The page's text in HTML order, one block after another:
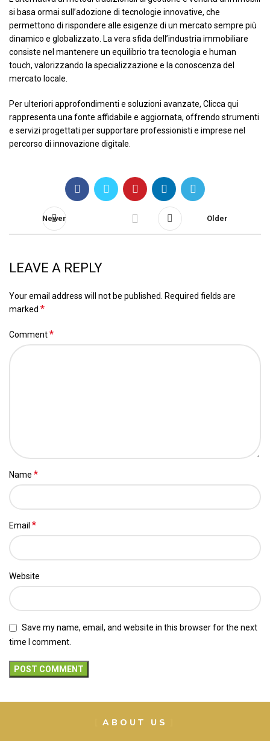
si basa ormai sull’adozione di tecnologie innovative, che
permettono di rispondere alle esigenze di un mercato sempre più
dinamico e globalizzato. La vera sfida dell’industria immobiliare
consiste nel mantenere un equilibrio tra tecnologia e human
touch, valorizzando la specializzazione e la conoscenza del
mercato locale.
Per ulteriori approfondimenti e soluzioni avanzate, Clicca qui
rappresenta una fonte affidabile e aggiornata, offrendo strumenti
e servizi progettati per supportare professionisti e imprese nel
percorso di innovazione digitale.
Newer Older
LEAVE A REPLY
Your email address will not be published.
Required fields are
marked *
Comment*
Name *
Email *
Website
Save my name, email, and website in this browser for the next
time I comment.
ABOUT US